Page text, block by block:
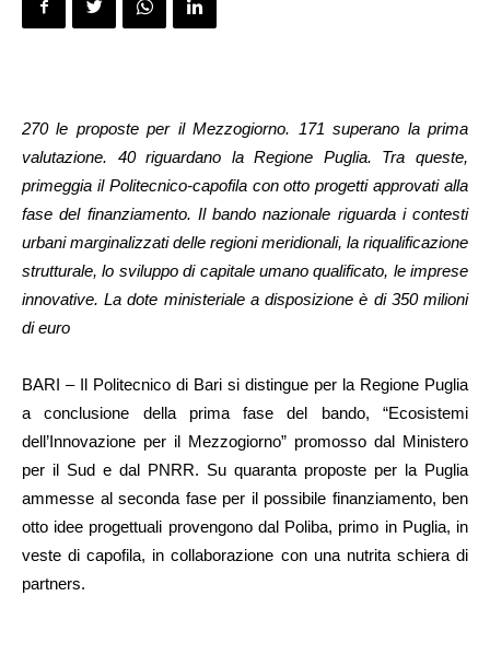
270 le proposte per il Mezzogiorno. 171 superano la prima
valutazione. 40 riguardano la Regione Puglia. Tra queste,
primeggia il Politecnico-capofila con otto progetti approvati alla
fase del finanziamento. Il bando nazionale riguarda i contesti
urbani marginalizzati delle regioni meridionali, la riqualificazione
strutturale, lo sviluppo di capitale umano qualificato, le imprese
innovative. La dote ministeriale a disposizione è di 350 milioni
di euro
BARI – Il Politecnico di Bari si distingue per la Regione Puglia
a conclusione della prima fase del bando, “Ecosistemi
dell’Innovazione per il Mezzogiorno” promosso dal Ministero
per il Sud e dal PNRR. Su quaranta proposte per la Puglia
ammesse al seconda fase per il possibile finanziamento, ben
otto idee progettuali provengono dal Poliba, primo in Puglia, in
veste di capofila, in collaborazione con una nutrita schiera di
partners.